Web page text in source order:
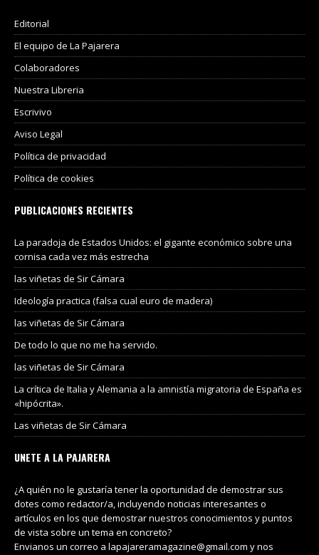
Editorial
El equipo de La Pajarera
Colaboradores
Nuestra Libreria
Escrivivo
Aviso Legal
Política de privacidad
Política de cookies
PUBLICACIONES RECIENTES
La paradoja de Estados Unidos: el gigante económico sobre una
cornisa cada vez más estrecha
las viñetas de Sir Cámara
Ideología practica (falsa cual euro de madera)
las viñetas de Sir Cámara
De todo lo que no me ha servido.
las viñetas de Sir Cámara
La crítica de Italia y Alemania a la amnistía migratoria de España es
«hipócrita».
Las viñetas de Sir Cámara
UNETE A LA PAJARERA
¿A quién no le gustaría tener la oportunidad de demostrar sus
dotes como redactor/a, incluyendo noticias interesantes o
artículos en los que demostrar nuestros conocimientos y puntos
de vista sobre un tema en concreto?
Envianos un correo a lapajareramagazine@gmail.com y nos